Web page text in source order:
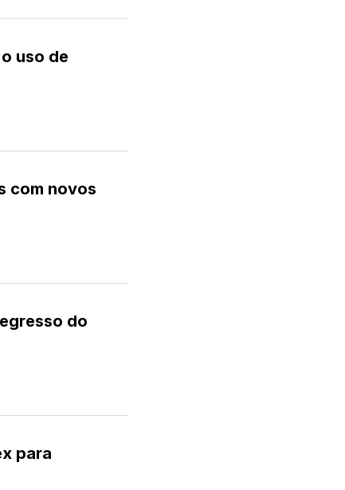
uso de
com novos
do
para